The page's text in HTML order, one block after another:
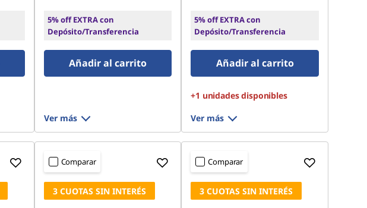
Gen4 QLC
5% off EXTRA con
Depósito/Transferencia
Añadir al carrito
Ver más
5% off EXTRA con
Depósito/Transferencia
Añadir al carrito
+1 unidades disponibles
Ver más
Comparar
3 CUOTAS SIN INTERÉS
Comparar
3 CUOTAS SIN INTERÉS